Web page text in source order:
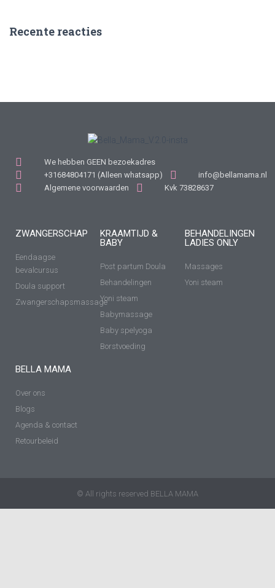
Recente reacties
We hebben GEEN bezoekadres
+31684804171 (Alleen whatsapp)
info@bellamama.nl
Algemene voorwaarden
Kvk 73828637
ZWANGERSCHAP
Eendaagse
bevalcursus
Doula support
Zwangerschapsmassage
KRAAMTIJD &
BABY
Post partum Doula
Behandelingen
Yoni steam
Babymassage
Baby spelyoga
Borstvoeding
BEHANDELINGEN
LADIES ONLY
Massages
Yoni steam
BELLA MAMA
Over ons
Blogs
Agenda & contact
Retourbeleid
© All rights reserved BELLA MAMA